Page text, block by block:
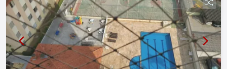
Espaço gourmet, Pet play Playground, Rendário,
Piscina em L, Sacada. Portaria 24h. Entre em
contato para mais informações e agende uma
visita!